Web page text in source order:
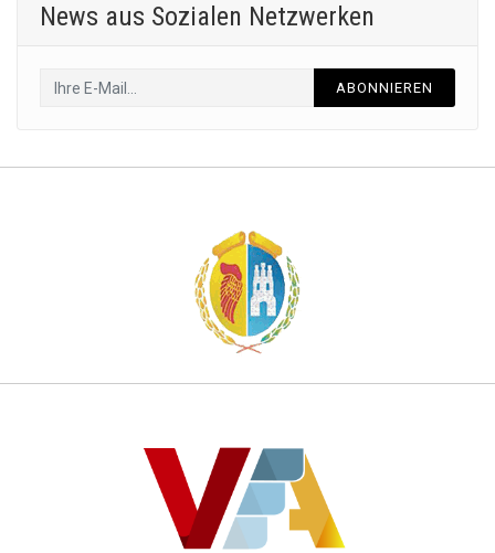
News aus Sozialen Netzwerken
ABONNIEREN